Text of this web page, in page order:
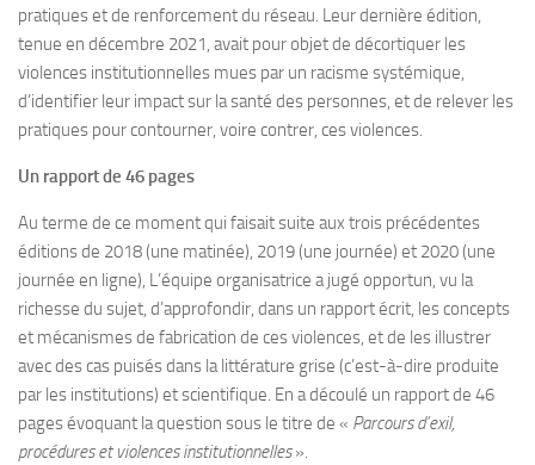
pratiques et de renforcement du réseau. Leur dernière édition,
tenue en décembre 2021, avait pour objet de décortiquer les
violences institutionnelles mues par un racisme systémique,
d’identifier leur impact sur la santé des personnes, et de relever les
pratiques pour contourner, voire contrer, ces violences.
Un rapport de 46 pages
Au terme de ce moment qui faisait suite aux trois précédentes
éditions de 2018 (une matinée), 2019 (une journée) et 2020 (une
journée en ligne), L’équipe organisatrice a jugé opportun, vu la
richesse du sujet, d’approfondir, dans un rapport écrit, les concepts
et mécanismes de fabrication de ces violences, et de les illustrer
avec des cas puisés dans la littérature grise (c’est-à-dire produite
par les institutions) et scientifique. En a découlé un rapport de 46
pages évoquant la question sous le titre de « Parcours d’exil,
procédures et violences institutionnelles».